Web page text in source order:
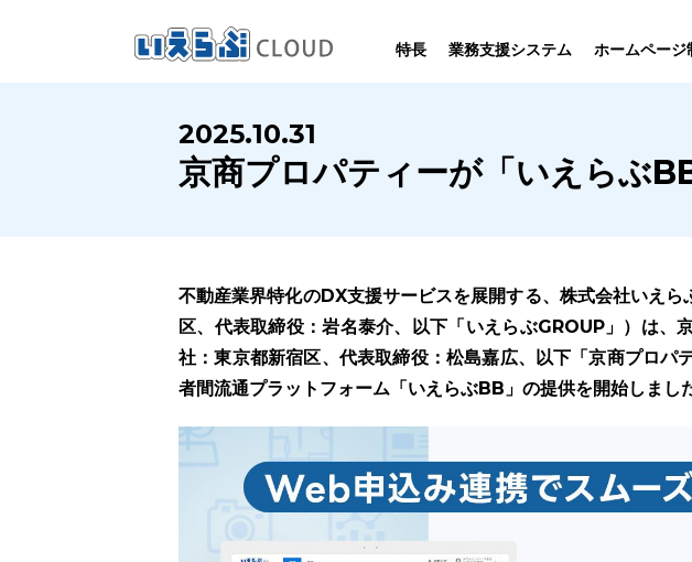
特長 業務支援システム
SYSTEM
いえらぶCLOUDは不動産業務を
幅広く支援しています。
賃貸仲介
業務向け機能
ホームページ
HOMEPAGE
いえらぶは集客用ホームページを
不動産業に特化して制作しています。
制作につい
PERFORMANCE
いえらぶCLOUDを実際にご利用の
お客様の声と制作実績のご紹介です。
INFORMATION
いえらぶCLOUDや不動産業界に関する
ニュース･ノウハウをお伝えします。
ニュース一覧
2025.10.31
京商プロパティーが「いえらぶ
不動産業界特化のDX支援サービスを展開する、株式会社いえ
区、代表取締役：岩名泰介、以下「いえらぶGROUP」）は、
社：東京都新宿区、代表取締役：松島嘉広、以下「京商プロパ
者間流通プラットフォーム「いえらぶBB」の提供を開始しました